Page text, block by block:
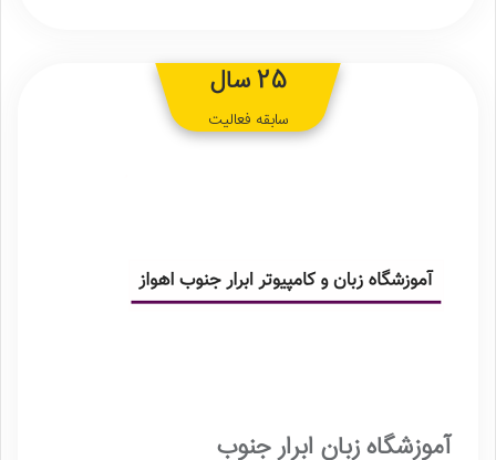
آموزشگاه زبان ابرار جنوب
25 سال
سابقه فعالیت